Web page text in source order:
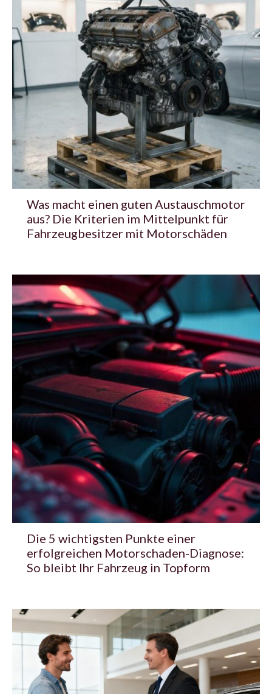
Was macht einen guten Austauschmotor
aus? Die Kriterien im Mittelpunkt für
Fahrzeugbesitzer mit Motorschäden
Die 5 wichtigsten Punkte einer
erfolgreichen Motorschaden-Diagnose:
So bleibt Ihr Fahrzeug in Topform